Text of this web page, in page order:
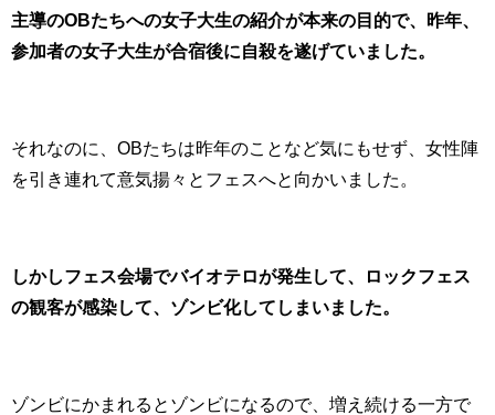
主導のOBたちへの女子大生の紹介が本来の目的で、昨年、
参加者の女子大生が合宿後に自殺を遂げていました。
それなのに、OBたちは昨年のことなど気にもせず、女性陣
を引き連れて意気揚々とフェスへと向かいました。
しかしフェス会場でバイオテロが発生して、ロックフェス
の観客が感染して、ゾンビ化してしまいました。
ゾンビにかまれるとゾンビになるので、増え続ける一方で